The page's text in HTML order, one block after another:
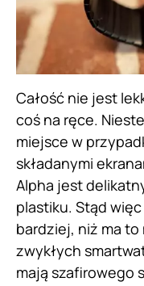
Całość nie jest
coś na ręce.
miejsce w
składanymi
Alpha jest
plastiku. Stąd
bardziej, niż ma
zwykłych
mają szafirowego